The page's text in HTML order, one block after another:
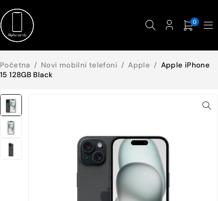
0
Početna / Novi mobilni telefoni / Apple / Apple iPhone
15 128GB Black